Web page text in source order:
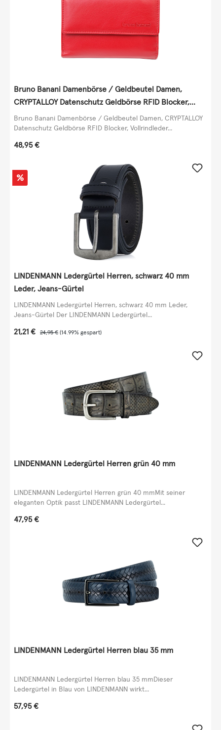
Bruno Banani Damenbörse / Geldbeutel Damen,
CRYPTALLOY Datenschutz Geldbörse RFID Blocker,
Vollrindleder Nappa, rot
Bruno Banani Damenbörse / Geldbeutel Damen, CRYPTALLOY
Datenschutz Geldbörse RFID Blocker, Vollrindleder...
Regulärer Preis:
48,95 €
Rabatt
%
LINDENMANN Ledergürtel Herren, schwarz 40 mm
Leder, Jeans-Gürtel
LINDENMANN Ledergürtel Herren, schwarz 40 mm Leder,
Jeans-Gürtel Der LINDENMANN Ledergürtel...
Verkaufspreis:
21,21 € Regulärer Preis:
24,95 € (14.99% gespart)
LINDENMANN Ledergürtel Herren grün 40 mm
LINDENMANN Ledergürtel Herren grün 40 mmMit seiner
eleganten Optik passt LINDENMANN Ledergürtel...
Regulärer Preis:
47,95 €
LINDENMANN Ledergürtel Herren blau 35 mm
LINDENMANN Ledergürtel Herren blau 35 mmDieser
Ledergürtel in Blau von LINDENMANN wirkt...
Regulärer Preis:
57,95 €